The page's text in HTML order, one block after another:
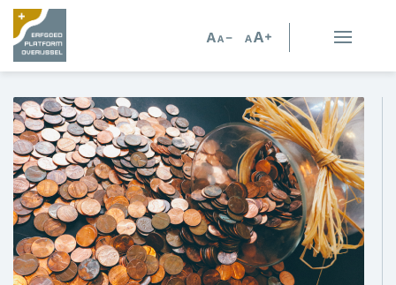
Erfgoedorganisaties
Verhalen
Kennis en advies
Kennisbank